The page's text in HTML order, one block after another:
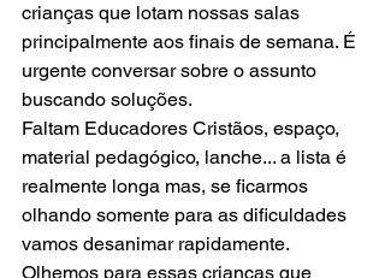
crianças que lotam nossas salas
principalmente aos finais de semana. É
urgente conversar sobre o assunto
buscando soluções.
Faltam Educadores Cristãos, espaço,
material pedagógico, lanche... a lista é
realmente longa mas, se ficarmos
olhando somente para as dificuldades
vamos desanimar rapidamente.
Olhemos para essas crianças que